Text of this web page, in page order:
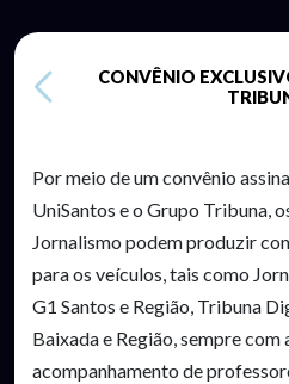
CONVÊNIO
Por meio de um convênio
UniSantos e o Grupo Tribuna,
Jornalismo podem produzir
para os veículos, tais como
G1 Santos e Região, Tribuna
Baixada e Região, sempre com
acompanhamento de